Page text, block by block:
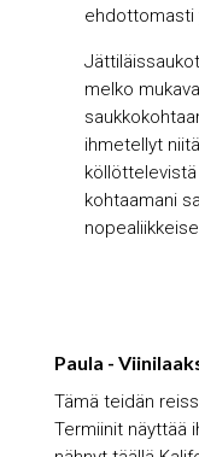
ehdottomasti
melko
ihmetellyt
kohtaamani
Paula -
Tämä teidän
Termiinit näyttää